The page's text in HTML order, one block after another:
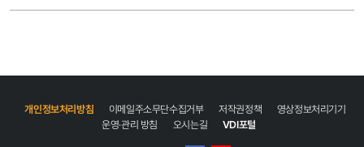
개인정보처리방침 이메일주소무단수집거부 저작권정책
영상정보처리기기
운영·관리 방침
오시는길 VDI포털